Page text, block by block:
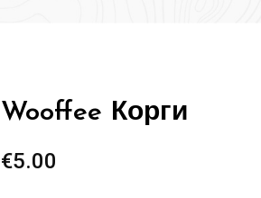
Wooffee Корги
€5.00